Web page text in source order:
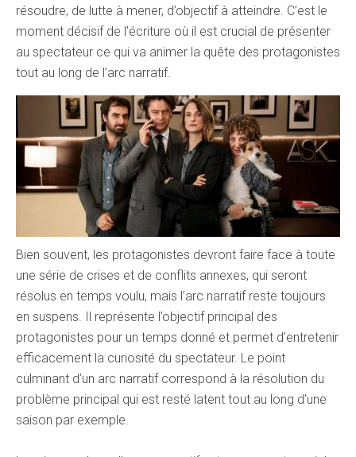
résoudre, de lutte à mener, d’objectif à atteindre. C’est le
moment décisif de l’écriture où il est crucial de présenter
au spectateur ce qui va animer la quête des protagonistes
tout au long de l’arc narratif.
Bien souvent, les protagonistes devront faire face à toute
une série de crises et de conflits annexes, qui seront
résolus en temps voulu, mais l’arc narratif reste toujours
en suspens. Il représente l’objectif principal des
protagonistes pour un temps donné et permet d’entretenir
efficacement la curiosité du spectateur. Le point
culminant d’un arc narratif correspond à la résolution du
problème principal qui est resté latent tout au long d’une
saison par exemple.